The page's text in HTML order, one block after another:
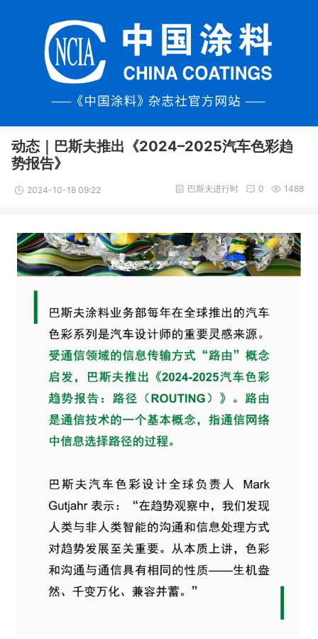
动态｜巴斯夫推出《2024–2025汽车色彩趋
势报告》
2024-10-18 09:22 1488
0
巴斯夫进行时